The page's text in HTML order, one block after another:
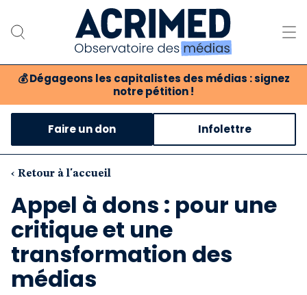
💰 Dégageons les capitalistes des médias : signez
notre pétition !
Notre association
Notre critique des médias
Nos propositions
Notre revue
Boutique
Faire un don Infolettre
‹ Retour à l'accueil
Appel à dons : pour une
critique et une
transformation des
médias